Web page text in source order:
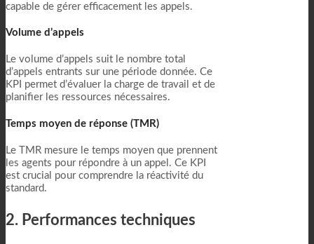
capable de gérer efficacement les appels.
Volume d’appels
Le volume d’appels suit le nombre total
d’appels entrants sur une période donnée. Ce
KPI permet d’évaluer la charge de travail et de
planifier les ressources nécessaires.
Temps moyen de réponse (TMR)
Le TMR mesure le temps moyen que prennent
les agents pour répondre à un appel. Ce KPI
est crucial pour comprendre la réactivité du
standard.
2. Performances techniques